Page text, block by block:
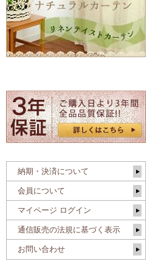
納期・決済について
会員について
マイページ ログイン
通信販売の法規に基づく表示
お問い合わせ